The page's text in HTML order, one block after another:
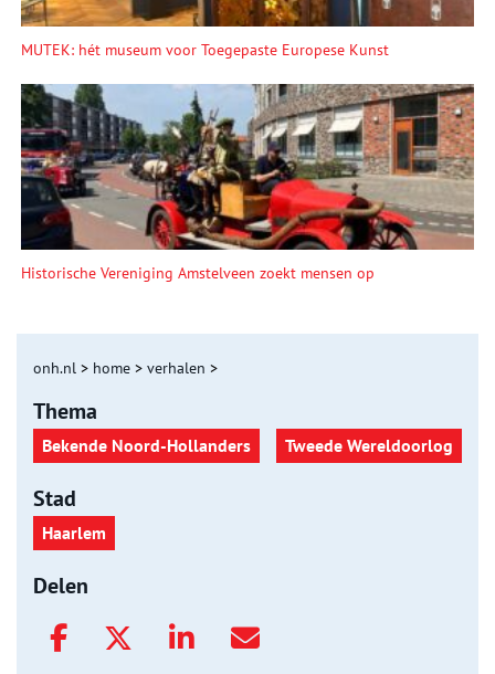
MUTEK: hét museum voor Toegepaste Europese Kunst
Historische Vereniging Amstelveen zoekt mensen op
onh.nl > home > verhalen >
Thema
Bekende Noord-Hollanders Tweede Wereldoorlog
Stad
Haarlem
Delen